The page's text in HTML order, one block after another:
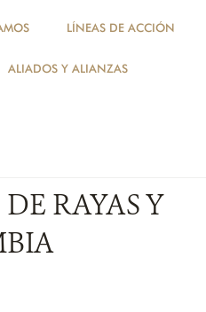
LÍNEAS DE ACCIÓN
ALIADOS Y ALIANZAS
RAYAS Y